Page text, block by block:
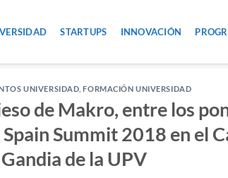
STARTUPS INNOVACIÓN
UNIVERSIDAD ,FORMACIÓN UNIVERSIDAD
de Makro, entre los
Summit 2018 en el
Gandia de la UPV